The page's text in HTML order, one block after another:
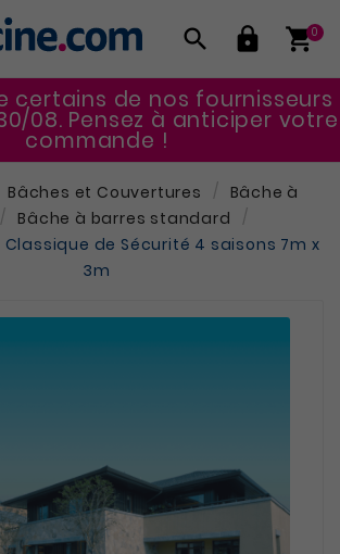
  0
certains de nos fournisseurs
08. Pensez à anticiper votre
commande !
Bâches et Couvertures
Bâche à
Bâche à barres standard
Classique de Sécurité 4 saisons 7m x
3m